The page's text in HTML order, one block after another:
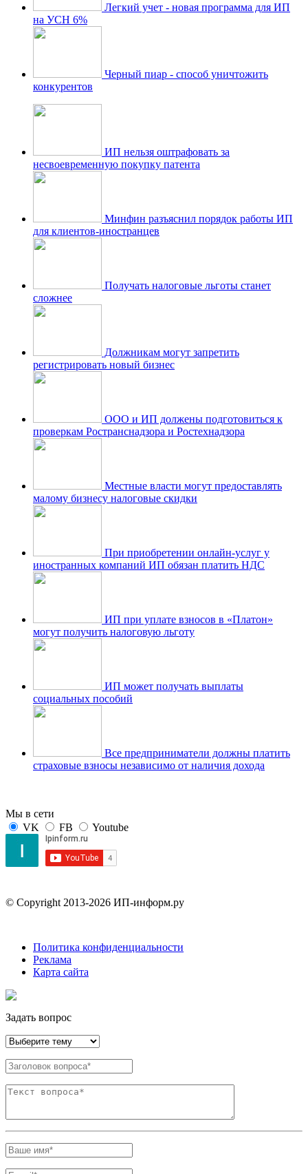
Легкий учет - новая программа для ИП
на УСН 6%
Черный пиар - способ уничтожить
конкурентов
ИП нельзя оштрафовать за
несвоевременную покупку патента
Минфин разъяснил порядок работы ИП
для клиентов-иностранцев
Получать налоговые льготы станет
сложнее
Должникам могут запретить
регистрировать новый бизнес
ООО и ИП должены подготовиться к
проверкам Ространснадзора и Ростехнадзора
Местные власти могут предоставлять
малому бизнесу налоговые скидки
При приобретении онлайн-услуг у
иностранных компаний ИП обязан платить НДС
ИП при уплате взносов в «Платон»
могут получить налоговую льготу
ИП может получать выплаты
социальных пособий
Все предприниматели должны платить
страховые взносы независимо от наличия дохода
Мы в сети
VK
FB Youtube
© Copyright 2013-2026 ИП-информ.ру
Политика конфиденциальности
Реклама
Карта сайта
Задать вопрос